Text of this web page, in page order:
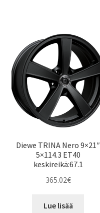
Diewe TRINA Nero 9×21″
5×114.3 ET40
keskireikä:67.1
365.02€
Lue lisää